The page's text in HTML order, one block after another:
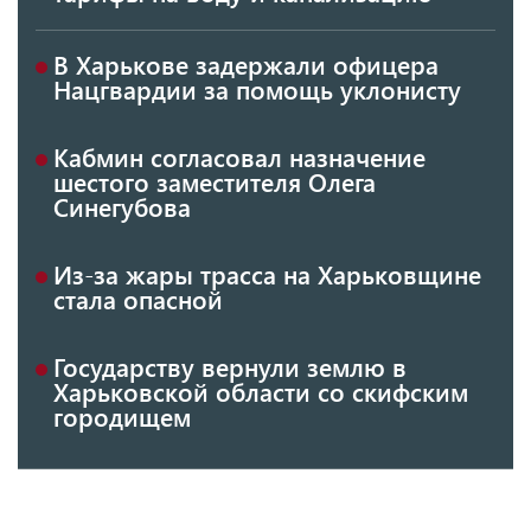
В Харькове задержали офицера
Нацгвардии за помощь уклонисту
Кабмин согласовал назначение
шестого заместителя Олега
Синегубова
Из-за жары трасса на Харьковщине
стала опасной
Государству вернули землю в
Харьковской области со скифским
городищем